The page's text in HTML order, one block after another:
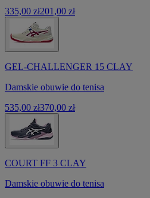
335,00 zł201,00 zł
GEL-CHALLENGER 15 CLAY
Damskie obuwie do tenisa
535,00 zł370,00 zł
COURT FF 3 CLAY
Damskie obuwie do tenisa